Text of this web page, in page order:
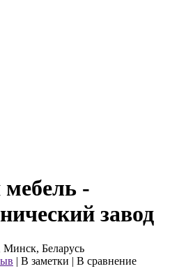
-
завод
Минск, Беларусь
| В заметки | В сравнение